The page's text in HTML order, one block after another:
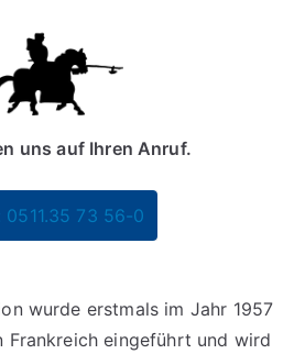
uns auf Ihren Anruf.
0511.35 73 56-0
wurde erstmals im Jahr 1957
Frankreich eingeführt und wird